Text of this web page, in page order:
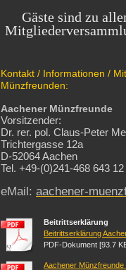
Gäste sind zu
Kontakt / Informationen /
Münzfreunden:
Aachener Münzfreunde
Vorsitzender:
Dr. rer. pol. Claus-Peter
Trichtergasse 12a
D-52064 Aachen
Tel. +49-(0)241-468 643 12
eMail: aachener-
Beitrittserklärung
Beitrittserklärung
PDF-Dokument [93.7
Aachener Münzfreunde